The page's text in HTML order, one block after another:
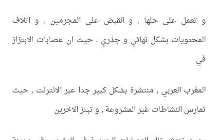
و تعمل على حلها , و القبض على المجرمين , و اتلاف
المحتويات بشكل نهائي و جذري . حيث ان عصابات الابتزاز
في
المغرب العربي , منتشرة بشكل كبير جدا عبر الانترنت , حيث
تمارس النشاطات غير المشروعة , و تبتز الاخرين